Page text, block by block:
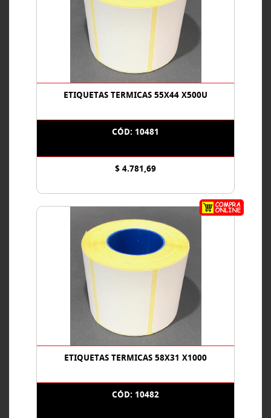
ETIQUETAS TERMICAS 55X44 X500U
CÓD: 10481
$ 4.781,69
ETIQUETAS TERMICAS 58X31 X1000
CÓD: 10482